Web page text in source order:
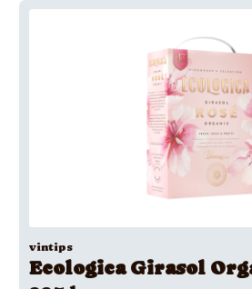
vintips
Ecologica Girasol